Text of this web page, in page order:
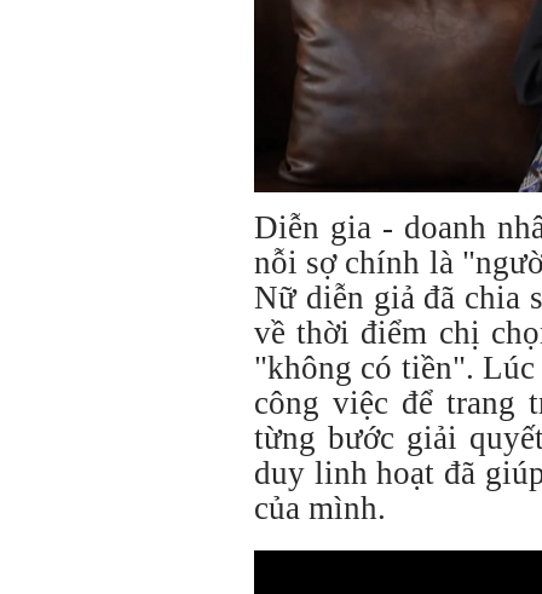
Diễn gia - doanh
nỗi sợ chính là
Nữ diễn giả đã chia
về thời điểm chị
"không có tiền".
công việc để trang
từng bước giải
duy linh hoạt đã
của mình.